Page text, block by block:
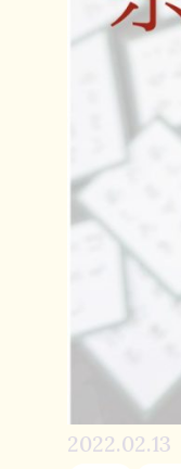
2022.02.13